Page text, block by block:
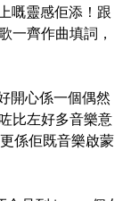
嘅靈感佢添！跟
一齊作曲填詞，
開心係一個偶然
比左好多音樂意
係佢既音樂啟蒙